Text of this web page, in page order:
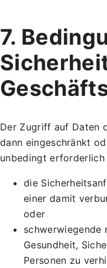
7.
Der Zugriff auf Daten
dann eingeschränkt
unbedingt erforderlich
die
einer damit
oder
schwerwiegende
Gesundheit,
Personen zu